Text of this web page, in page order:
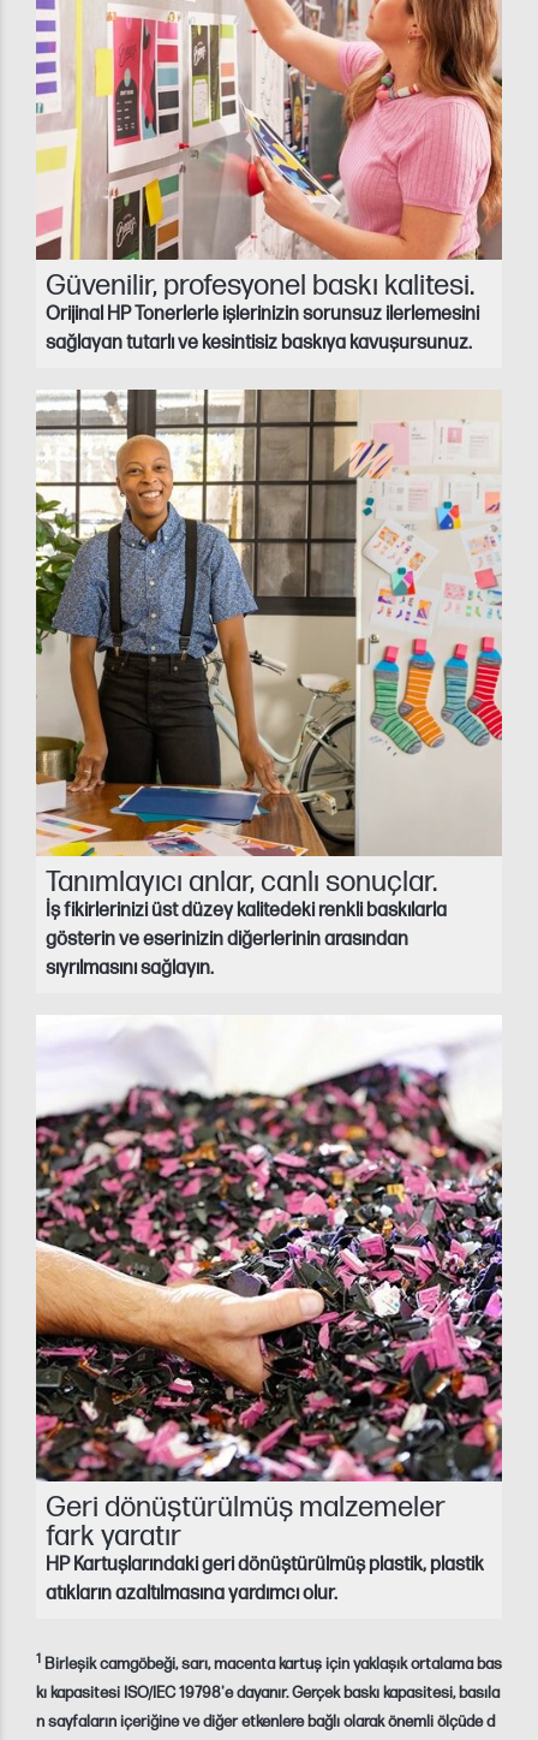
Güvenilir, profesyonel baskı kalitesi.
Orijinal HP Tonerlerle işlerinizin sorunsuz ilerlemesini
sağlayan tutarlı ve kesintisiz baskıya kavuşursunuz.
Tanımlayıcı anlar, canlı sonuçlar.
İş fikirlerinizi üst düzey kalitedeki renkli baskılarla
gösterin ve eserinizin diğerlerinin arasından
sıyrılmasını sağlayın.
Geri dönüştürülmüş malzemeler
fark yaratır
HP Kartuşlarındaki geri dönüştürülmüş plastik, plastik
atıkların azaltılmasına yardımcı olur.
1 Birleşik camgöbeği, sarı, macenta kartuş için yaklaşık ortalama bas
kı kapasitesi ISO/IEC 19798'e dayanır. Gerçek baskı kapasitesi, basıla
n sayfaların içeriğine ve diğer etkenlere bağlı olarak önemli ölçüde d